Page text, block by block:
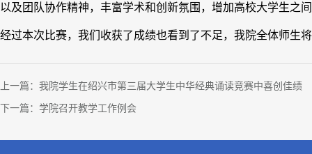
以及团队协作精神，丰富学术和创新氛围，增加高校大学生之
经过本次比赛，我们收获了成绩也看到了不足，我院全体师生
上一篇： 我院学生在绍兴市第三届大学生中华经典诵读竞赛中喜创佳绩
下一篇： 学院召开教学工作例会